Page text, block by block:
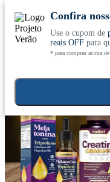
Conheça nosso site novo!
Confira
Use o cupom de
reais OFFpara
* para compras acima
Home>Suplementação